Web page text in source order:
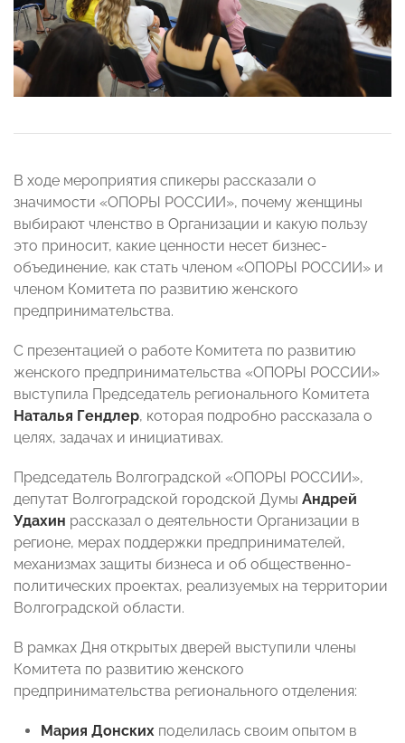
В ходе мероприятия спикеры рассказали о
значимости «ОПОРЫ РОССИИ», почему женщины
выбирают членство в Организации и какую пользу
это приносит, какие ценности несет бизнес-
объединение, как стать членом «ОПОРЫ РОССИИ» и
членом Комитета по развитию женского
предпринимательства.
С презентацией о работе Комитета по развитию
женского предпринимательства «ОПОРЫ РОССИИ»
выступила Председатель регионального Комитета
Наталья Гендлер, которая подробно рассказала о
целях, задачах и инициативах.
Председатель Волгоградской «ОПОРЫ РОССИИ»,
депутат Волгоградской городской Думы Андрей
Удахин рассказал о деятельности Организации в
регионе, мерах поддержки предпринимателей,
механизмах защиты бизнеса и об общественно-
политических проектах, реализуемых на территории
Волгоградской области.
В рамках Дня открытых дверей выступили члены
Комитета по развитию женского
предпринимательства регионального отделения:
Мария Донских поделилась своим опытом в